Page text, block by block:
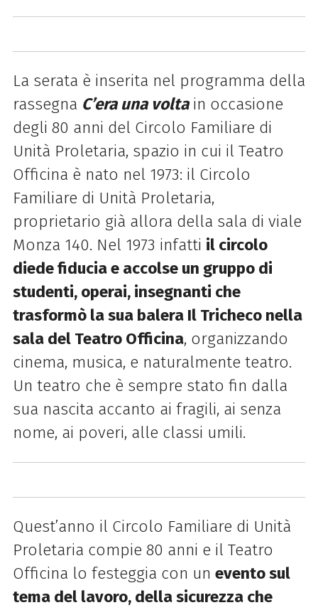
La serata è inserita nel programma della
rassegna C’era una voltain occasione
degli 80 anni del Circolo Familiare di
Unità Proletaria, spazio in cui il Teatro
Officina è nato nel 1973: il Circolo
Familiare di Unità Proletaria,
proprietario già allora della sala di viale
Monza 140. Nel 1973 infatti il circolo
diede fiducia e accolse un gruppo di
studenti, operai, insegnanti che
trasformò la sua balera Il Tricheco nella
sala del Teatro Officina, organizzando
cinema, musica, e naturalmente teatro.
Un teatro che è sempre stato fin dalla
sua nascita accanto ai fragili, ai senza
nome, ai poveri, alle classi umili.
Quest’anno il Circolo Familiare di Unità
Proletaria compie 80 anni e il Teatro
Officina lo festeggia con un evento sul
tema del lavoro, della sicurezza che